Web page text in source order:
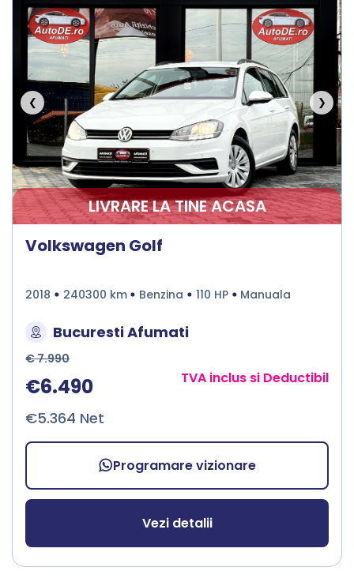
❮ ❯
LIVRARE LA TINE ACASA
Volkswagen Golf
2018 240300 km Benzina 110 HP Manuala
Bucuresti Afumati
€ 7.990
€6.490
€5.364 Net
TVA inclus si Deductibil
Programare vizionare
Vezi detalii